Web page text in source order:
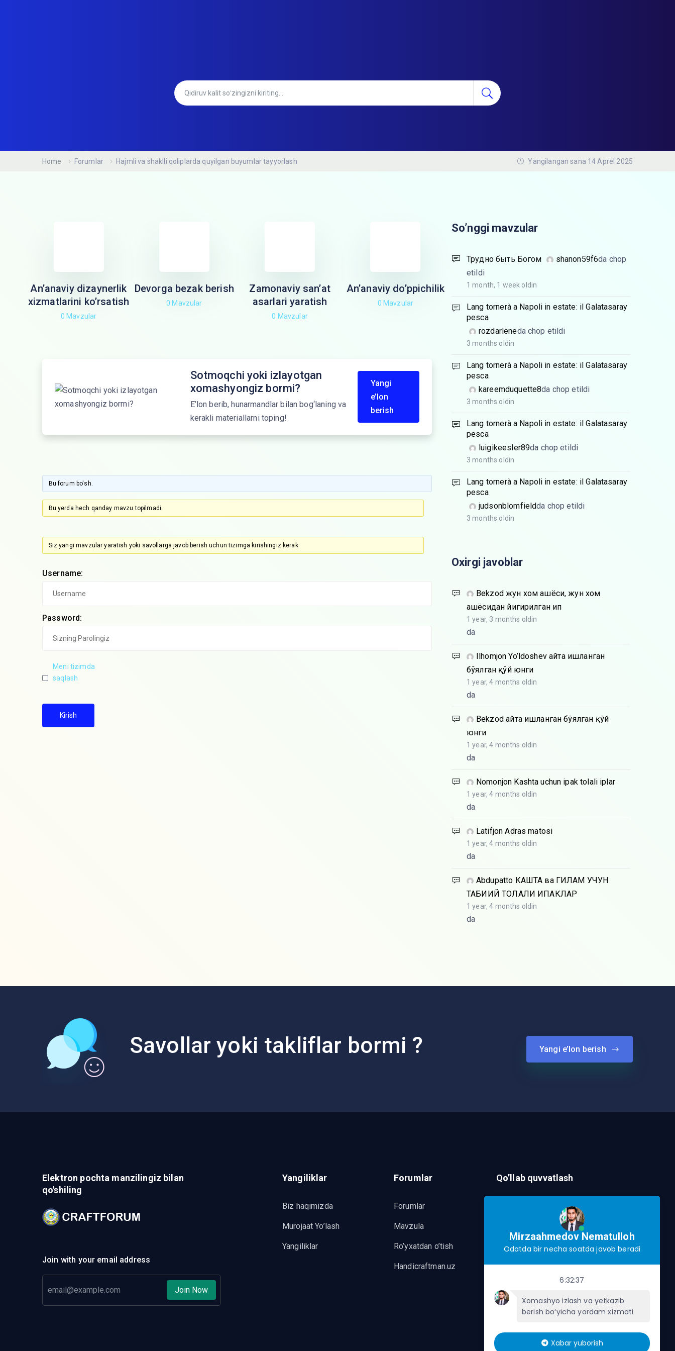
Home Forumlar Hajmli va shaklli qoliplarda quyilgan buyumlar tayyorlash Yangilangan sana 14 Aprel 2025
An’anaviy dizaynerlik
xizmatlarini ko’rsatish
0 Mavzular
Devorga bezak berish
0 Mavzular
Zamonaviy san’at
asarlari yaratish
0 Mavzular
An’anaviy do’ppichilik
0 Mavzular
Sotmoqchi yoki izlayotgan
xomashyongiz bormi?
E’lon berib, hunarmandlar bilan bog‘laning va
kerakli materiallarni toping!
Yangi
e’lon
berish
Bu forum bo'sh.
Bu yerda hech qanday mavzu topilmadi.
Siz yangi mavzular yaratish yoki savollarga javob berish uchun tizimga kirishingiz kerak
Username:
Password:
Meni tizimda
saqlash
Kirish
So’nggi mavzular
Трудно быть Богом shanon59f6da chop
etildi
1 month, 1 week oldin
Lang tornerà a Napoli in estate: il Galatasaray
pesca
rozdarleneda chop etildi
3 months oldin
Lang tornerà a Napoli in estate: il Galatasaray
pesca
kareemduquette8da chop etildi
3 months oldin
Lang tornerà a Napoli in estate: il Galatasaray
pesca
luigikeesler89da chop etildi
3 months oldin
Lang tornerà a Napoli in estate: il Galatasaray
pesca
judsonblomfieldda chop etildi
3 months oldin
Oxirgi javoblar
Bekzod жун хом ашёси, жун хом
ашёсидан йигирилган ип
1 year, 3 months oldin
da
Ilhomjon Yo’ldoshev Қайта ишланган
бўялган қўй юнги
1 year, 4 months oldin
da
Bekzod Қайта ишланган бўялган қўй
юнги
1 year, 4 months oldin
da
Nomonjon Kashta uchun ipak tolali iplar
1 year, 4 months oldin
da
Latifjon Adras matosi
1 year, 4 months oldin
da
Abdupatto КАШТА ва ГИЛАМ УЧУН
ТАБИИЙ ТОЛАЛИ ИПАКЛАР
1 year, 4 months oldin
da
Savollar yoki takliflar bormi ? Yangi e’lon berish
Elektron pochta manzilingiz bilan
qo'shiling
Join with your email address
Join Now
Yangiliklar
Biz haqimizda
Murojaat Yo’lash
Yangiliklar
Forumlar
Forumlar
Mavzula
Ro’yxatdan o’tish
Handicraftman.uz
Qo’llab quvvatlash
Telegram orqalik murojaat yo’lash
Mirzaahmedov Nematulloh
Odatda bir necha soatda javob beradi
6:32:37
Xomashyo izlash va yetkazib
berish bo‘yicha yordam xizmati
Xabar yuborish